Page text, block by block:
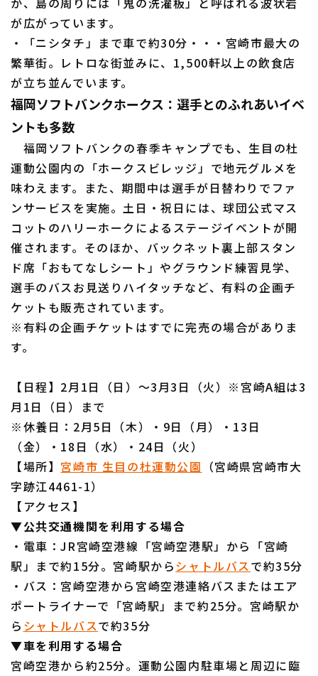
が広がっています。
・「ニシタチ」まで車で約30分・・・宮崎市最大の
繁華街。レトロな街並みに、1,500軒以上の飲食店
が立ち並んでいます。
福岡ソフトバンクホークス：選手とのふれあいイベ
ントも多数
福岡ソフトバンクの春季キャンプでも、生目の杜
運動公園内の「ホークスビレッジ」で地元グルメを
味わえます。また、期間中は選手が日替わりでファ
ンサービスを実施。土日・祝日には、球団公式マス
コットのハリーホークによるステージイベントが開
催されます。そのほか、バックネット裏上部スタン
ド席「おもてなしシート」やグラウンド練習見学、
選手のバスお見送りハイタッチなど、有料の企画チ
ケットも販売されています。
※有料の企画チケットはすでに完売の場合がありま
す。
【日程】2月1日（日）～3月3日（火）※宮崎A組は3
月1日（日）まで
※休養日：2月5日（木）・9日（月）・13日
（金）・18日（水）・24日（火）
【場所】 宮崎市 生目の杜運動公園 （宮崎県宮崎市大
字跡江4461-1）
【アクセス】
▼公共交通機関を利用する場合
・電車：JR宮崎空港線「宮崎空港駅」から「宮崎
駅」まで約15分。宮崎駅からシャトルバスで約35分
・バス：宮崎空港から宮崎空港連絡バスまたはエア
ポートライナーで「宮崎駅」まで約25分。宮崎駅か
ら シャトルバスで約35分
▼車を利用する場合
宮崎空港から約25分。運動公園内駐車場と周辺に臨